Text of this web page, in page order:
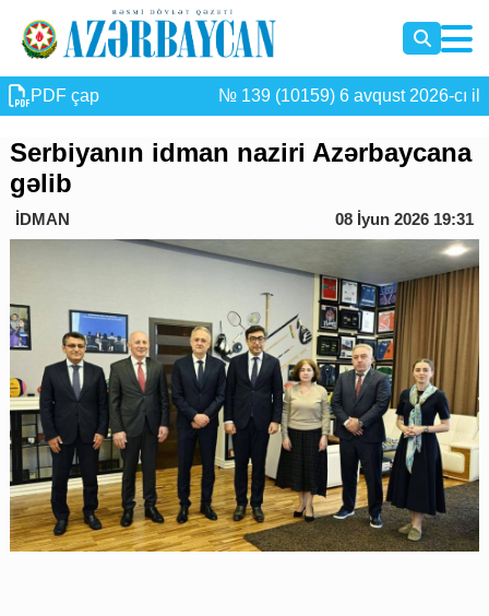
PDF çap № 139 (10159) 6 avqust 2026-cı il
Serbiyanın idman naziri Azərbaycana
gəlib
İDMAN 08 İyun 2026 19:31